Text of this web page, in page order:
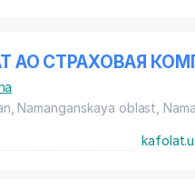
АО СТРАХОВАЯ
Namanganskaya oblast,